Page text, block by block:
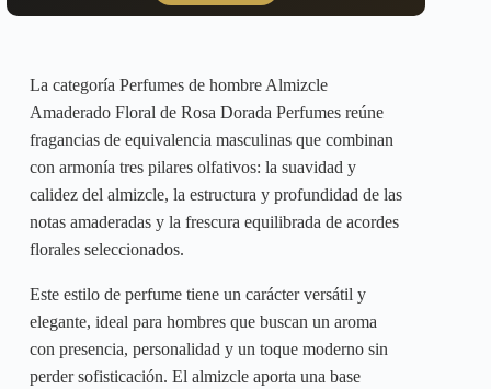
pueden
página
producto
pueden
página
de
producto
La categoría Perfumes de hombre Almizcle
Amaderado Floral de Rosa Dorada Perfumes reúne
fragancias de equivalencia masculinas que combinan
con armonía tres pilares olfativos: la suavidad y
calidez del almizcle, la estructura y profundidad de las
notas amaderadas y la frescura equilibrada de acordes
florales seleccionados.
Este estilo de perfume tiene un carácter versátil y
elegante, ideal para hombres que buscan un aroma
con presencia, personalidad y un toque moderno sin
perder sofisticación. El almizcle aporta una base